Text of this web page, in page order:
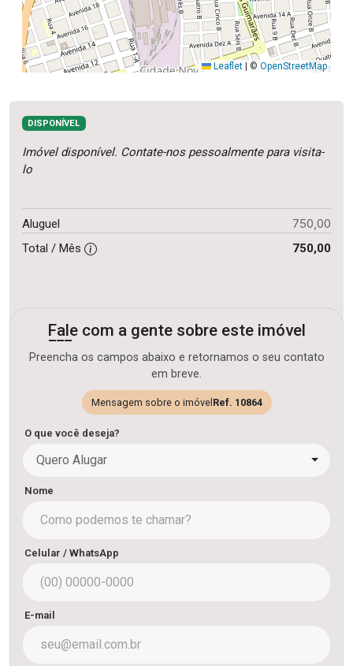
Leaflet © OpenStreetMap
DISPONÍVEL
Imóvel disponível. Contate-nos pessoalmente para visita-
lo
Aluguel 750,00
Total / Mês 750,00
Fale com a gente sobre este imóvel
Preencha os campos abaixo e retornamos o seu contato
em breve.
Mensagem sobre o imóvel Ref. 10864
O que você deseja?
Quero Alugar
Nome
Celular / WhatsApp
E-mail